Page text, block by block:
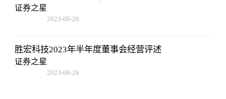
证券之星
2023-08-26
胜宏科技2023年半年度董事会经营评述
证券之星
2023-08-26